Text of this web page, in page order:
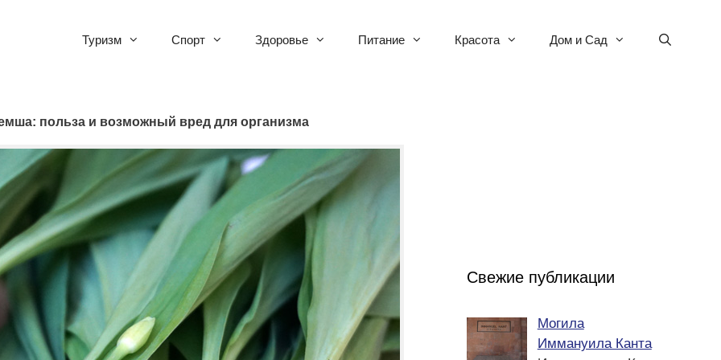
Туризм Спорт Здоровье Питание Красота Дом и Сад
польза и возможный вред для организма
Свежие публикации
Могила
Иммануила Канта